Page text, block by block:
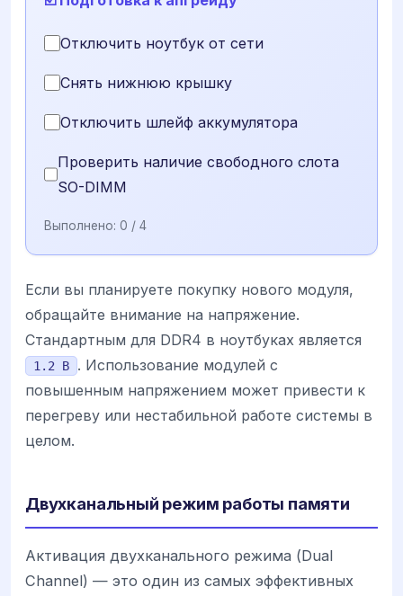
Отключить ноутбук от сети
Снять нижнюю крышку
Отключить шлейф аккумулятора
Проверить наличие свободного слота
SO-DIMM
Выполнено: 0 / 4
Если вы планируете покупку нового модуля,
обращайте внимание на напряжение.
Стандартным для DDR4 в ноутбуках является
1.2 В
. Использование модулей с
повышенным напряжением может привести к
перегреву или нестабильной работе системы в
целом.
Двухканальный режим работы памяти
Активация двухканального режима (Dual
Channel) — это один из самых эффективных